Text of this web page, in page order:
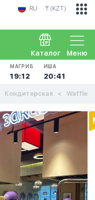
RU ₸ (KZT)
Меню
Каталог
МАГРИБ
19:12
ИША
20:41
Кондитерская Waffle